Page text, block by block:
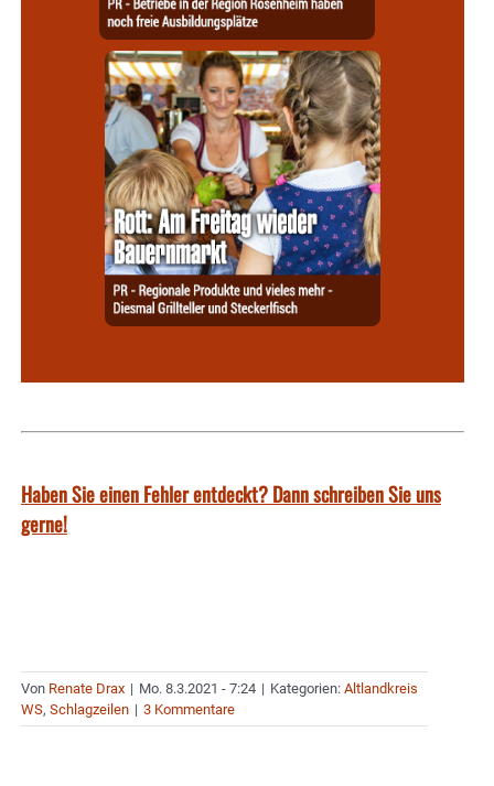
Haben Sie einen Fehler entdeckt? Dann schreiben Sie uns
gerne!
Von Renate Drax | Mo. 8.3.2021 - 7:24 | Kategorien: Altlandkreis
WS, Schlagzeilen | 3 Kommentare